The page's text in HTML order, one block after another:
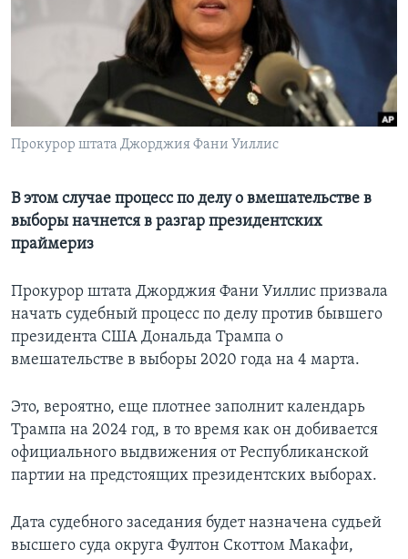
СОЦИАЛЬНЫЕ СЕТИ
Прокурор штата Джорджия Фани Уиллис
В этом случае процесс по делу о вмешательстве в
выборы начнется в разгар президентских
праймериз
Прокурор штата Джорджия Фани Уиллис призвала
начать судебный процесс по делу против бывшего
президента США Дональда Трампа о
вмешательстве в выборы 2020 года на 4 марта.
Это, вероятно, еще плотнее заполнит календарь
Трампа на 2024 год, в то время как он добивается
официального выдвижения от Республиканской
партии на предстоящих президентских выборах.
Дата судебного заседания будет назначена судьей
высшего суда округа Фултон Скоттом Макафи,